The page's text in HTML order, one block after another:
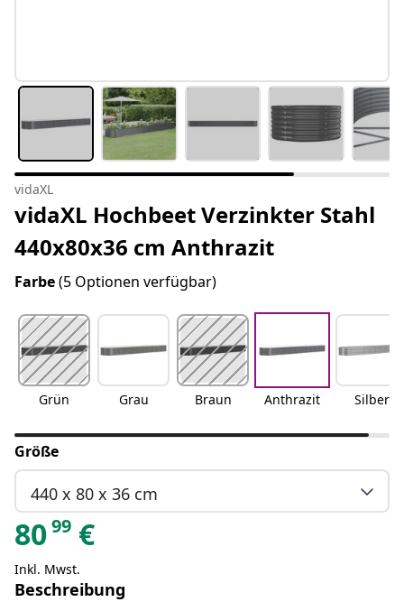
vidaXL
vidaXL Hochbeet Verzinkter Stahl
440x80x36 cm Anthrazit
Farbe(5 Optionen verfügbar)
Grün Grau Braun Anthrazit Silber
Größe
440 x 80 x 36 cm
8099 €
Inkl. Mwst.
Beschreibung